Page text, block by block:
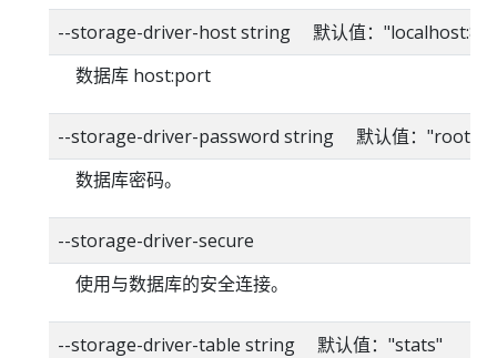
--storage-driver-host string 默认值：
数据库 host:port
--storage-driver-password string 默认值："root"
数据库密码。
--storage-driver-secure
使用与数据库的安全连接。
--storage-driver-table string 默认值："stats"